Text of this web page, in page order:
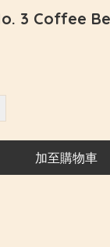
3 Coffee
加至購物車